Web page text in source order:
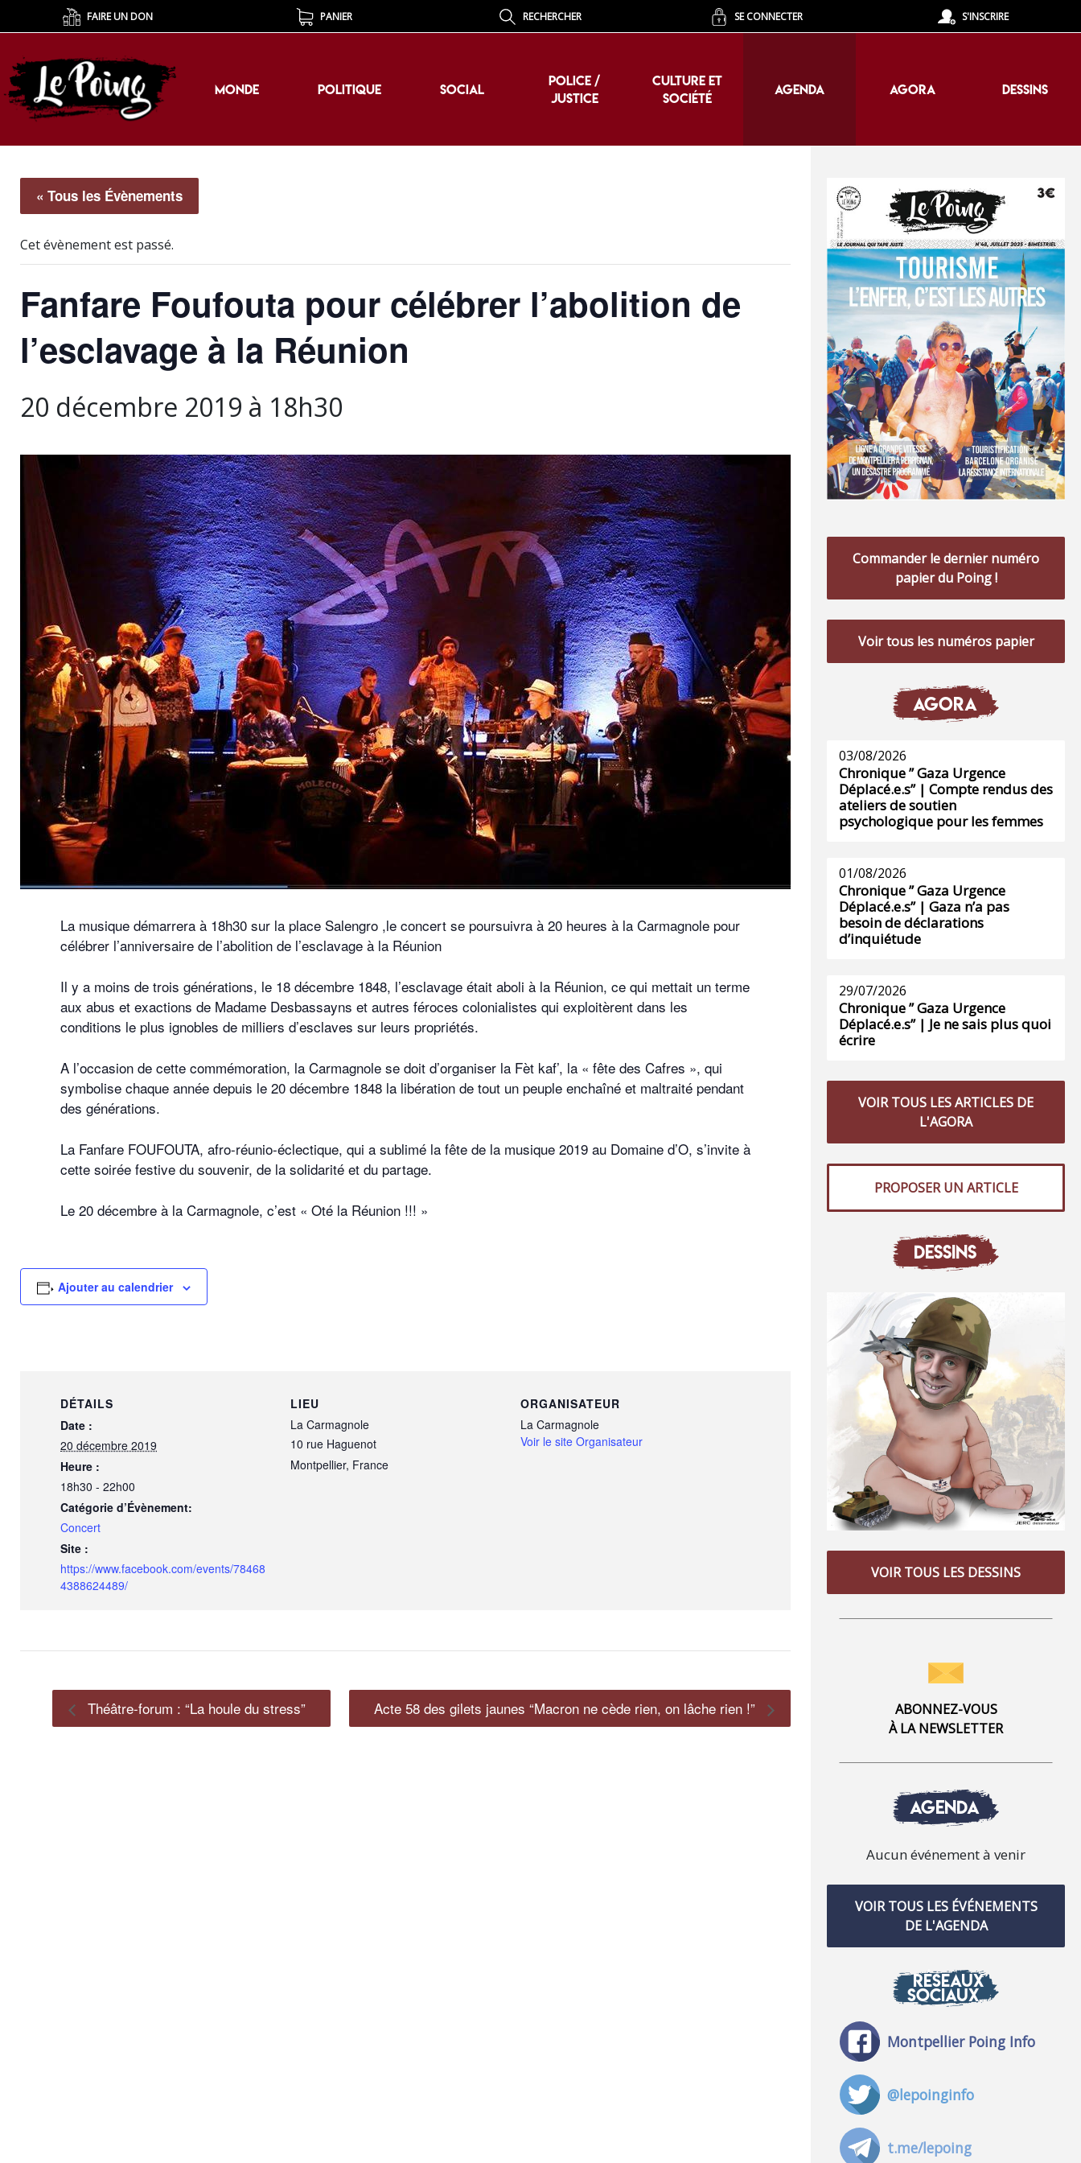
FAIRE UN DON PANIER RECHERCHER SE CONNECTER S'INSCRIRE
MONDE POLITIQUE SOCIAL
POLICE /
JUSTICE
CULTURE ET
SOCIÉTÉ
AGENDA AGORA DESSINS
MONDE POLITIQUE SOCIAL
POLICE /
JUSTICE
CULTURE ET
SOCIÉTÉ
AGENDA AGORA DESSINS
« Tous les Évènements
Cet évènement est passé.
Fanfare Foufouta pour célébrer l’abolition de
l’esclavage à la Réunion
20 décembre 2019 à 18h30
La musique démarrera à 18h30 sur la place Salengro ,le concert se poursuivra à 20 heures à la Carmagnole pour
célébrer l’anniversaire de l’abolition de l’esclavage à la Réunion
Il y a moins de trois générations, le 18 décembre 1848, l’esclavage était aboli à la Réunion, ce qui mettait un terme
aux abus et exactions de Madame Desbassayns et autres féroces colonialistes qui exploitèrent dans les
conditions le plus ignobles de milliers d’esclaves sur leurs propriétés.
A l’occasion de cette commémoration, la Carmagnole se doit d’organiser la Fèt kaf’, la « fête des Cafres », qui
symbolise chaque année depuis le 20 décembre 1848 la libération de tout un peuple enchaîné et maltraité pendant
des générations.
La Fanfare FOUFOUTA, afro-réunio-éclectique, qui a sublimé la fête de la musique 2019 au Domaine d’O, s’invite à
cette soirée festive du souvenir, de la solidarité et du partage.
Le 20 décembre à la Carmagnole, c’est « Oté la Réunion !!! »
Ajouter au calendrier
DÉTAILS
Date :
20 décembre 2019
Heure :
18h30 - 22h00
Catégorie d’Évènement:
Concert
Site :
https://www.facebook.com/events/78468
4388624489/
LIEU
La Carmagnole
10 rue Haguenot
Montpellier, France
ORGANISATEUR
La Carmagnole
Voir le site Organisateur
Théâtre-forum : “La houle du stress” Acte 58 des gilets jaunes “Macron ne cède rien, on lâche rien !”
Commander le dernier numéro
papier du Poing !
Voir tous les numéros papier
AGORA
03/08/2026
Chronique ” Gaza Urgence
Déplacé.e.s” | Compte rendus des
ateliers de soutien
psychologique pour les femmes
01/08/2026
Chronique ” Gaza Urgence
Déplacé.e.s” | Gaza n’a pas
besoin de déclarations
d’inquiétude
29/07/2026
Chronique ” Gaza Urgence
Déplacé.e.s” | Je ne sais plus quoi
écrire
VOIR TOUS LES ARTICLES DE
L'AGORA
PROPOSER UN ARTICLE
DESSINS
VOIR TOUS LES DESSINS
ABONNEZ-VOUS
À LA NEWSLETTER
AGENDA
Aucun événement à venir
VOIR TOUS LES ÉVÉNEMENTS
DE L'AGENDA
RÉSEAUX
SOCIAUX
Montpellier Poing Info
@lepoinginfo
t.me/lepoing